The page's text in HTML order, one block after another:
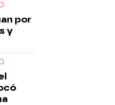
por
y